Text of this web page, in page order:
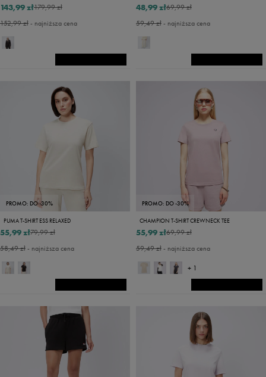
179,99 zł
143,99 zł
152,99 zł- najniższa cena
69,99 zł
48,99 zł
59,49 zł- najniższa cena
PROMO: DO -30%
PUMA T-SHIRT ESS RELAXED
79,99 zł
55,99 zł
58,49 zł- najniższa cena
PROMO: DO -30%
CHAMPION T-SHIRT CREWNECK TEE
69,99 zł
55,99 zł
59,49 zł- najniższa cena
+ 1